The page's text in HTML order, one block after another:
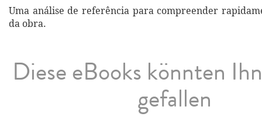
Uma análise de referência para compreender
da obra.
Diese eBooks könnten
gefallen